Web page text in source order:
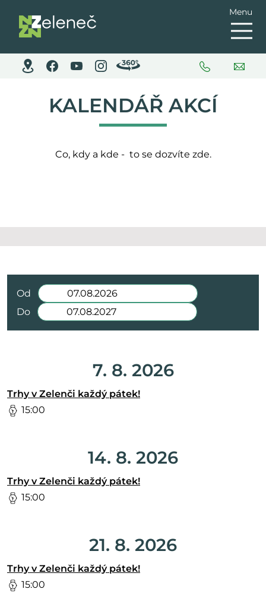
Menu
KALENDÁŘ AKCÍ
Co, kdy a kde - to se dozvíte zde.
Od
Do
7. 8. 2026
Trhy v Zelenči každý pátek!
15:00
14. 8. 2026
Trhy v Zelenči každý pátek!
15:00
21. 8. 2026
Trhy v Zelenči každý pátek!
15:00